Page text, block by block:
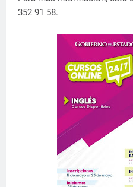
352 91 58.